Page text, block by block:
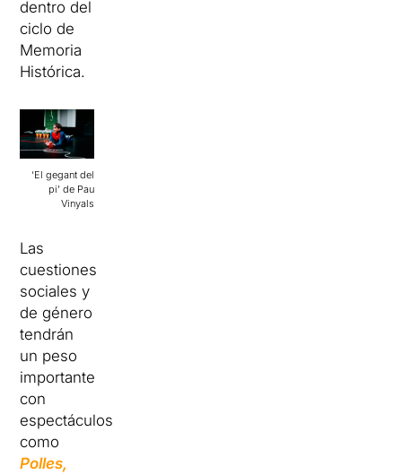
dentro del
ciclo de
Memoria
Histórica.
‘El gegant del
pi’ de Pau
Vinyals
Las
cuestiones
sociales y
de género
tendrán
un peso
importante
con
espectáculos
como
Polles,